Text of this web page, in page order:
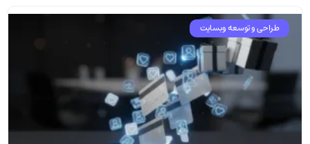
طراحی و توسعه وبسایت